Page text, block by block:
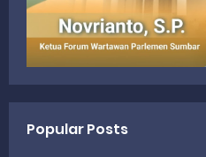
Popular Posts